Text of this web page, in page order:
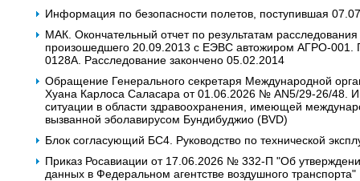
Информация по безопасности полетов, поступившая
МАК. Окончательный отчет по результатам
произошедшего 20.09.2013 с ЕЭВС автожиром АГРО-001.
0128A. Расследование закончено 05.02.2014
Обращение Генерального секретаря Международной
Хуана Карлоса Саласара от 01.06.2026 № AN5/29-26/48.
ситуации в области здравоохранения, имеющей
вызванной эболавирусом Бундибуджио (BVD)
Блок согласующий БС4. Руководство по технической
Приказ Росавиации от 17.06.2026 № 332-П "Об
данных в Федеральном агентстве воздушного транспорта"